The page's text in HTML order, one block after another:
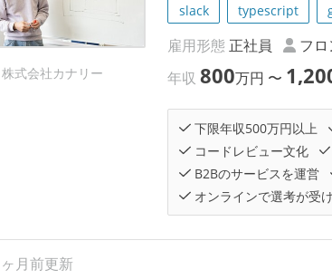
株式会社カナリー
slack typescript
雇用形態 正社員 フ
年収800万円 〜
下限年収500万円以上
コードレビュー文化
B2Bのサービスを運営
オンラインで選考が受
月前更新